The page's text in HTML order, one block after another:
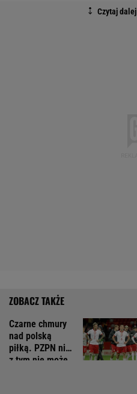
Czarne chmury
nad polską
piłką. PZPN nic
z tym nie może